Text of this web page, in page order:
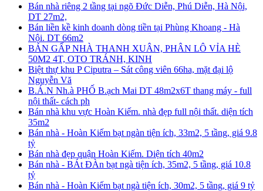
Bán nhà riêng 2 tầng tại ngõ Đức Diễn, Phú Diễn, Hà Nội,
DT 27m2,
Bán liền kề kinh doanh dòng tiền tại Phùng Khoang - Hà
Nội. DT 66m2
BÁN GẤP NHÀ THANH XUÂN, PHÂN LÔ VỈA HÈ
50M2 4T, OTO TRÁNH, KINH
Biệt thự khu P Ciputra – Sát công viên 66ha, mặt đại lộ
Nguyễn Vă
B.Á.N Nh.à PHỐ B.ạch Mai DT 48m2x6T thang máy - full
nội thất- cách ph
Bán nhà khu vực Hoàn Kiếm. nhà đẹp full nội thất. diện tích
35m2
Bán nhà - Hoàn Kiếm bạt ngàn tiện ích, 33m2, 5 tầng, giá 9.8
tỷ
Bán nhà đẹp quận Hoàn Kiếm. Diện tích 40m2
Bán nhà - BÁt ĐÀn bạt ngà tiện ích, 35m2, 5 tầng, giá 10.8
tỷ
Bán nhà - Hoàn Kiếm bạt ngà tiện ích, 30m2, 5 tầng, giá 9 tỷ